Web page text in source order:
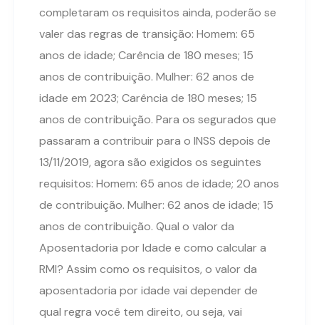
completaram os requisitos ainda, poderão se
valer das regras de transição: Homem: 65
anos de idade; Carência de 180 meses; 15
anos de contribuição. Mulher: 62 anos de
idade em 2023; Carência de 180 meses; 15
anos de contribuição. Para os segurados que
passaram a contribuir para o INSS depois de
13/11/2019, agora são exigidos os seguintes
requisitos: Homem: 65 anos de idade; 20 anos
de contribuição. Mulher: 62 anos de idade; 15
anos de contribuição. Qual o valor da
Aposentadoria por Idade e como calcular a
RMI? Assim como os requisitos, o valor da
aposentadoria por idade vai depender de
qual regra você tem direito, ou seja, vai